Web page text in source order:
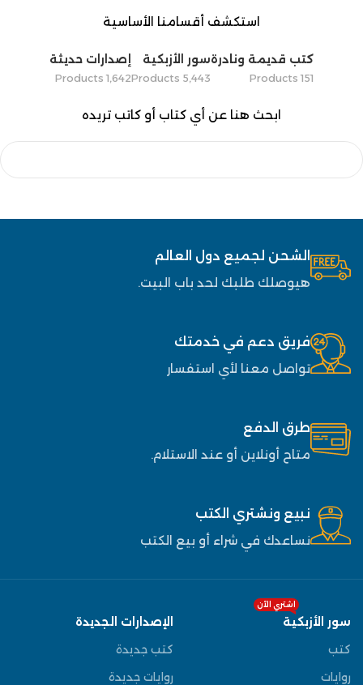
استكشف أقسامنا الأساسية
كتب قديمة ونادرة
151 Products
سور الأزبكية
5٬443 Products
إصدارات حديثة
1٬642 Products
ابحث هنا عن أي كتاب أو كاتب تريده
الشحن لجميع دول العالم
هيوصلك طلبك لحد باب البيت.
فريق دعم في خدمتك
تواصل معنا لأي استفسار
طرق الدفع
متاح أونلاين أو عند الاستلام.
نبيع ونشتري الكتب
نساعدك في شراء أو بيع الكتب
سور الأزبكية
اشتري الآن
كتب
روايات
الإصدارات الجديدة
كتب جديدة
روايات جديدة